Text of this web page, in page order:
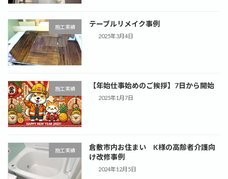
施工実績 テーブルリメイク事例
2025年3月4日
施工実績 【年始仕事始めのご挨拶】7日から開始
2025年1月7日
施工実績
倉敷市内お住まい K様の高齢者介護向
け改修事例
2024年12月5日